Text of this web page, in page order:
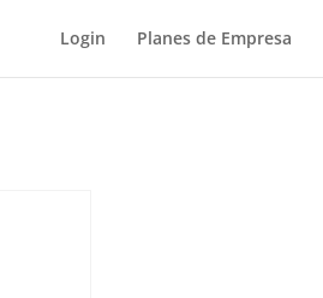
Login Planes de Empresa